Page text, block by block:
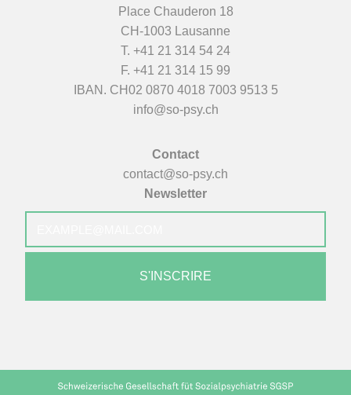
Place Chauderon 18
CH-1003 Lausanne
T. +41 21 314 54 24
F. +41 21 314 15 99
IBAN. CH02 0870 4018 7003 9513 5
info@so-psy.ch
Contact
contact@so-psy.ch
Newsletter
*